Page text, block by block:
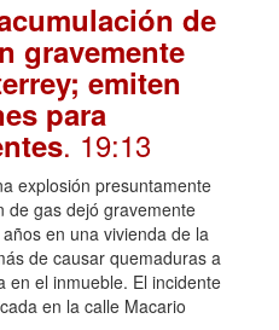
de
gravemente
emiten
para
. 19:13
explosión presuntamente
de gas dejó gravemente
en una vivienda de la
de causar quemaduras a
en el inmueble. El incidente
en la calle Macario